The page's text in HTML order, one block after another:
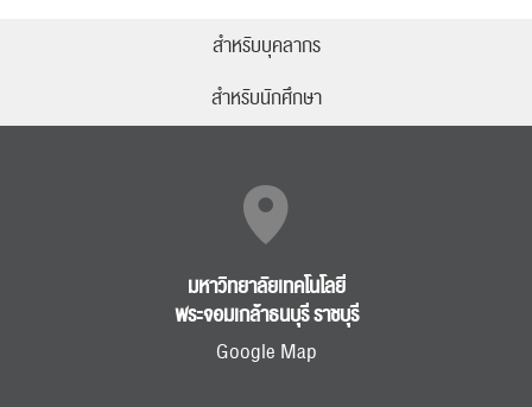
สำหรับบุคลากร
สำหรับนักศึกษา
มหาวิทยาลัยเทคโนโลยี
พระจอมเกล้าธนบุรี ราชบุรี
Google Map
ส่งข่าวประชาสัมพันธ์
ส่งข่าวประชาสัมพันธ์